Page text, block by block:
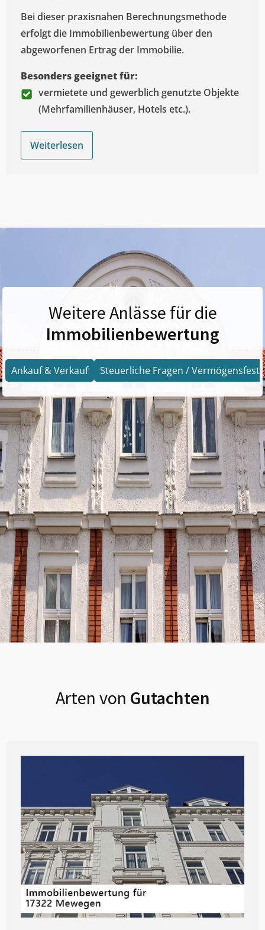
Bei dieser praxisnahen Berechnungsmethode
erfolgt die Immobilienbewertung über den
abgeworfenen Ertrag der Immobilie.
Besonders geeignet für:
vermietete und gewerblich genutzte Objekte
(Mehrfamilienhäuser, Hotels etc.).
Weiterlesen
Weitere Anlässe für die
Immobilienbewertung
Ankauf & Verkauf Steuerliche Fragen /
Arten von Gutachten